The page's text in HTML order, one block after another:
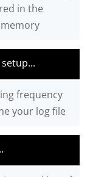
in the
memory
frequency
your log file